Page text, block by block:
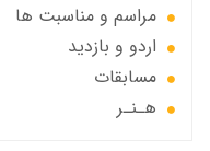
مراسم و مناسبت ها
اردو و بازدید
مسابقات
هـنـر